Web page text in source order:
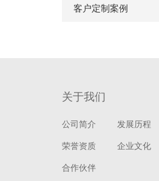
客户定制案例
关于我们
公司简介
发展历程
荣誉资质
企业文化
合作伙伴